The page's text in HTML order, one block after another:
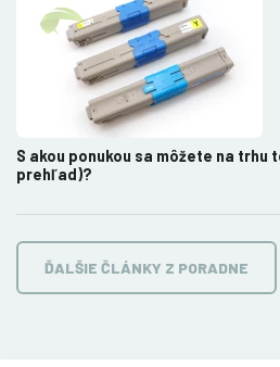
S akou ponukou sa môžete na
prehľad)?
ĎALŠIE ČLÁNKY Z PORADNE